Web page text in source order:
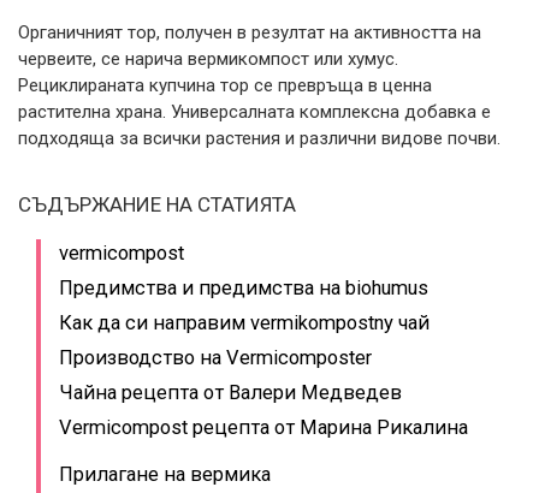
Органичният тор, получен в резултат на активността на
червеите, се нарича вермикомпост или хумус.
Рециклираната купчина тор се превръща в ценна
растителна храна. Универсалната комплексна добавка е
подходяща за всички растения и различни видове почви.
СЪДЪРЖАНИЕ НА СТАТИЯТА
vermicompost
Предимства и предимства на biohumus
Как да си направим vermikompostny чай
Производство на Vermicomposter
Чайна рецепта от Валери Медведев
Vermicompost рецепта от Марина Рикалина
Прилагане на вермика